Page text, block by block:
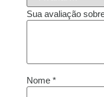
Sua avaliação
Nome *